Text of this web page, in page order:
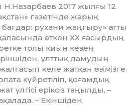
2017 жылғы 12
газетінде жарық
рухани жаңғыру» атты
өткен ХХ ғасырдың
толы қиын кезең
ұлттық дамудың
келе жатқан өзімізге
күйретіліп, қоғамдық
үлгісі еріксіз таңыл­ды, –
– Екіншіден,